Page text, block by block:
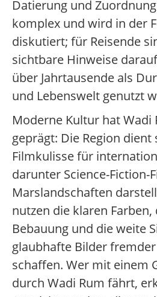
Datierung und
komplex und wird in der
diskutiert; für Reisende
sichtbare Hinweise
über Jahrtausende als
und Lebenswelt genutzt
Moderne Kultur hat Wadi
geprägt: Die Region dient
Filmkulisse für
darunter Science-Fiction-
Marslandschaften
nutzen die klaren Farben,
Bebauung und die weite
glaubhafte Bilder
schaffen. Wer mit einem
durch Wadi Rum fährt,